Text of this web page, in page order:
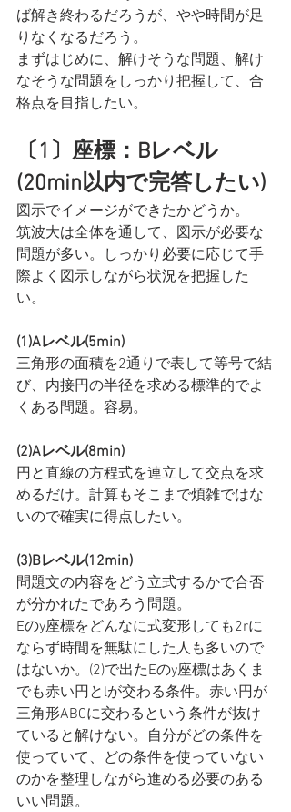
ば解き終わるだろうが、やや時間が足
りなくなるだろう。
まずはじめに、解けそうな問題、解け
なそうな問題をしっかり把握して、合
格点を目指したい。
〔1〕座標：Bレベル
(20min以内で完答したい)
図示でイメージができたかどうか。
筑波大は全体を通して、図示が必要な
問題が多い。しっかり必要に応じて手
際よく図示しながら状況を把握した
い。
(1)Aレベル(5min)
三角形の面積を2通りで表して等号で結
び、内接円の半径を求める標準的でよ
くある問題。容易。
(2)Aレベル(8min)
円と直線の方程式を連立して交点を求
めるだけ。計算もそこまで煩雑ではな
いので確実に得点したい。
(3)Bレベル(12min)
問題文の内容をどう立式するかで合否
が分かれたであろう問題。
Eのy座標をどんなに式変形しても2rに
ならず時間を無駄にした人も多いので
はないか。(2)で出たEのy座標はあくま
でも赤い円とlが交わる条件。赤い円が
三角形ABCに交わるという条件が抜け
ていると解けない。自分がどの条件を
使っていて、どの条件を使っていない
のかを整理しながら進める必要のある
いい問題。